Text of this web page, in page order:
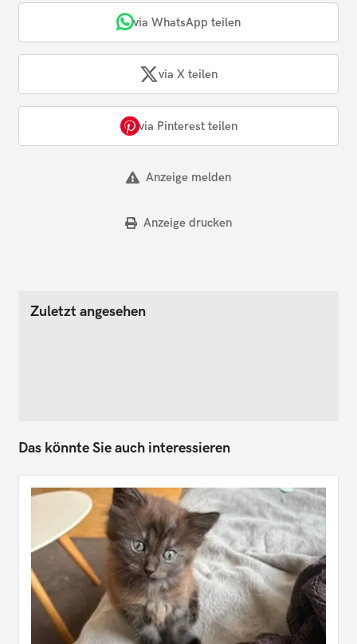
via WhatsApp teilen
via X teilen
via Pinterest teilen
Anzeige melden
Anzeige drucken
Zuletzt angesehen
Das könnte Sie auch interessieren